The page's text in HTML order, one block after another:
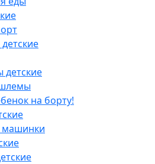
детские
на борту!
машинки